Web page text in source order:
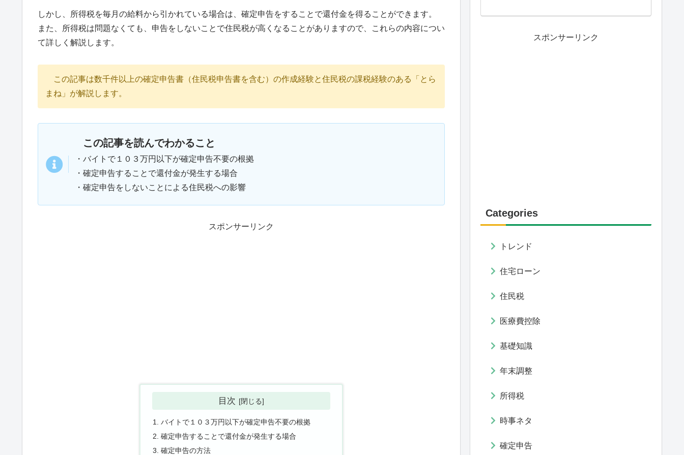
しかし、所得税を毎月の給料から引かれている場合は、確定申告をすることで還付金を得ることができます。
また、所得税は問題なくても、申告をしないことで住民税が高くなることがありますので、これらの内容につい
て詳しく解説します。
この記事は数千件以上の確定申告書（住民税申告書を含む）の作成経験と住民税の課税経験のある「とら
まね」が解説します。
この記事を読んでわかること
・バイトで１０３万円以下が確定申告不要の根拠
・確定申告することで還付金が発生する場合
・確定申告をしないことによる住民税への影響
スポンサーリンク
目次
バイトで１０３万円以下が確定申告不要の根拠
確定申告することで還付金が発生する場合
確定申告の方法
スポンサーリンク
Categories
トレンド
住宅ローン
住民税
医療費控除
基礎知識
年末調整
所得税
時事ネタ
確定申告